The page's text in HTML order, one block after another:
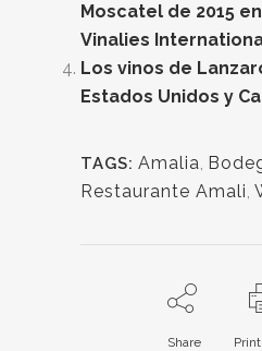
Moscatel de 2015
Vinalies
Los vinos de
Estados Unidos y
TAGS: Amalia,
Restaurante Amali,
Share